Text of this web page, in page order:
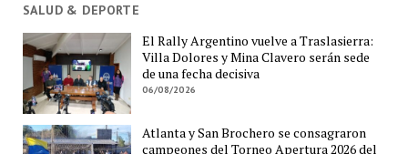
SALUD & DEPORTE
El Rally Argentino vuelve a Traslasierra:
Villa Dolores y Mina Clavero serán sede
de una fecha decisiva
06/08/2026
Atlanta y San Brochero se consagraron
campeones del Torneo Apertura 2026 del